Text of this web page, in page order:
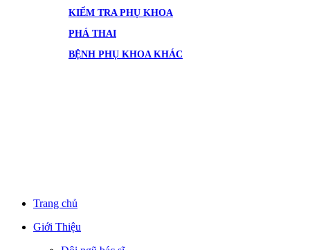
KIỂM TRA PHỤ KHOA
PHÁ THAI
BỆNH PHỤ KHOA KHÁC
Trang chủ
Giới Thiệu